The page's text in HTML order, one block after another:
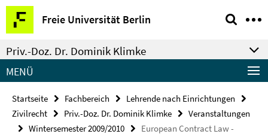
Springe
direkt
zu
Inhalt
Freie Universität Berlin
Service-
Navigation
Priv.-Doz. Dr. Dominik Klimke
MENÜ
Startseite Fachbereich
Lehrende nach Einrichtungen
Zivilrecht
Priv.-Doz. Dr. Dominik Klimke
Veranstaltungen
Wintersemester 2009/2010
European Contract Law -